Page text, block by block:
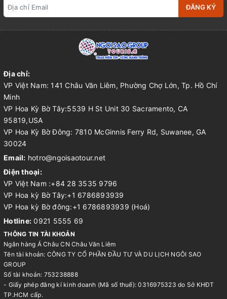
ĐĂNG KÝ
Địa chỉ:
VP Việt Nam: 141 Châu Văn Liêm, Phường Chợ Lớn, Tp. Hồ Chí
Minh
VP Hoa Kỳ Bờ Tây:5539 H St Unit 30 Sacramento, CA
95819,USA
VP Hoa Kỳ Bờ Đông: 7810 McGinnis Ferry Rd, Suwanee, GA
30024
Email: hotro@ngoisaotour.net
Điện thoại:
VP Việt Nam :+84 28 3535 9796
VP Hoa kỳ Bờ Tây:+1 6786893939
VP Hoa kỳ Bờ đông:+1 6786893939 (Hoá)
Hotline: 0921 5555 69
THÔNG TIN TÀI KHOẢN
Ngân hàng Á Châu CN Châu Văn Liêm
Tên tài khoản: CÔNG TY CỔ PHẦN ĐẦU TƯ VÀ DU LỊCH NGÔI SAO
GROUP
Số tài khoản: 753238888
- Giấy phép đăng kí kinh doanh (Mã số thuế): 0316975323 do Sở KHĐT
TP.HCM cấp.